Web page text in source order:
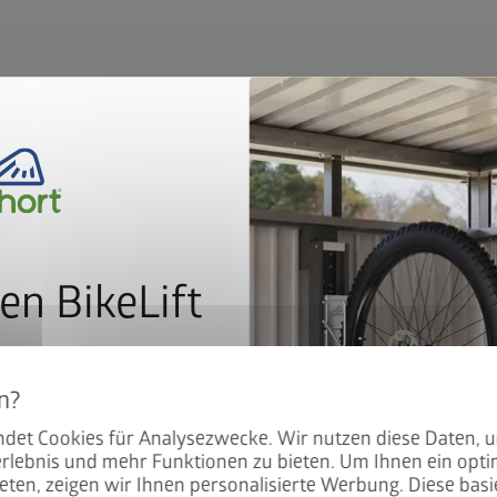
Cookies für Analysezwecke. Wir nutzen diese Daten,
und mehr Funktionen zu bieten. Um Ihnen ein
zeigen wir Ihnen personalisierte Werbung. Diese
Der Sichtschutz kann sowohl geradlinig, als auch
BikeLift
dem Preis: Der BikeLift
Biohort Gerätehauses